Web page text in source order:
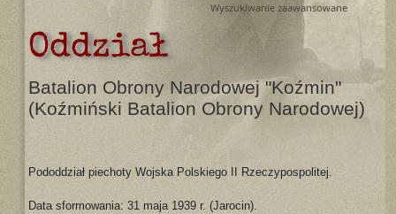
Wyszukiwanie zaawansowane
Oddział
Batalion Obrony Narodowej "Koźmin"
(Koźmiński Batalion Obrony Narodowej)
Pododdział piechoty Wojska Polskiego II Rzeczypospolitej.
Data sformowania: 31 maja 1939 r. (Jarocin).